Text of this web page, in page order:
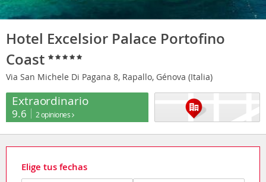
Hotel Excelsior Palace Portofino
Coast
Via San Michele Di Pagana 8, Rapallo, Génova (Italia)
Extraordinario
9.6 2 opiniones
Elige tus fechas